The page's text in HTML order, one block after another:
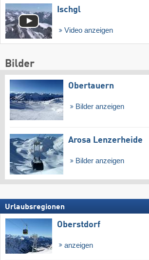
Ischgl
Video anzeigen
Bilder
Obertauern
Bilder anzeigen
Arosa Lenzerheide
Bilder anzeigen
Urlaubsregionen
Oberstdorf
anzeigen